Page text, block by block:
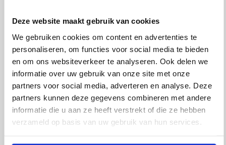
Deze website maakt gebruik van cookies
We gebruiken cookies om content en advertenties te
personaliseren, om functies voor social media te bieden
en om ons websiteverkeer te analyseren. Ook delen we
informatie over uw gebruik van onze site met onze
partners voor social media, adverteren en analyse. Deze
partners kunnen deze gegevens combineren met andere
informatie die u aan ze heeft verstrekt of die ze hebben
verzameld op basis van uw gebruik van hun services.
Beschrijving
De Urban Thermos 500ml is een thermosfles van
dubbelwandig RVS met een RVS dop. Water en
dranken uit een Retulp thermosfles smaken beter
omdat er geen smaakoverdracht tussen de drank en
het materiaal plaatsvindt. Een isolerende fles is een
ideale upgrade voor degene die nooit meer zonder
zijn fles op stap gaat. Nu kun je je water en andere